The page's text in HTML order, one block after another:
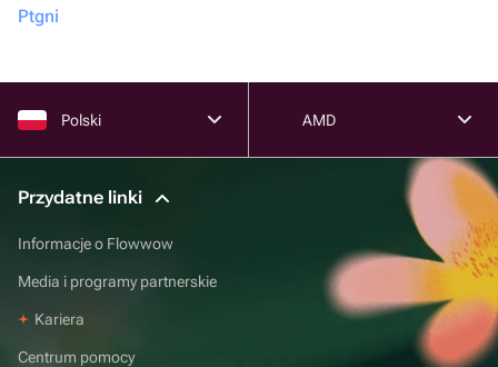
Ptgni
Polski AMD
Przydatne linki
Informacje o Flowwow
Media i programy partnerskie
Kariera
Centrum pomocy